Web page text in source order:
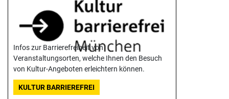
Infos zur Barrierefreiheit von
Veranstaltungsorten, welche Ihnen den Besuch
von Kultur-Angeboten erleichtern können.
KULTUR BARRIEREFREI